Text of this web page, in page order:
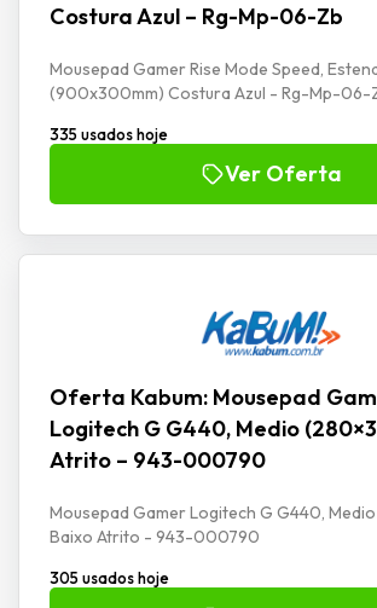
Costura Azul – Rg-Mp-06-Zb
Mousepad Gamer Rise Mode Speed,
(900x300mm) Costura Azul - Rg-Mp-06-
335 usados hoje
Ver Oferta
Oferta Kabum: Mousepad
Logitech G G440, Medio
Atrito – 943-000790
Mousepad Gamer Logitech G G440,
Baixo Atrito - 943-000790
305 usados hoje